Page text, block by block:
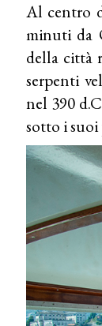
Al centro
minuti da
della città
serpenti
nel 390
sotto i suoi